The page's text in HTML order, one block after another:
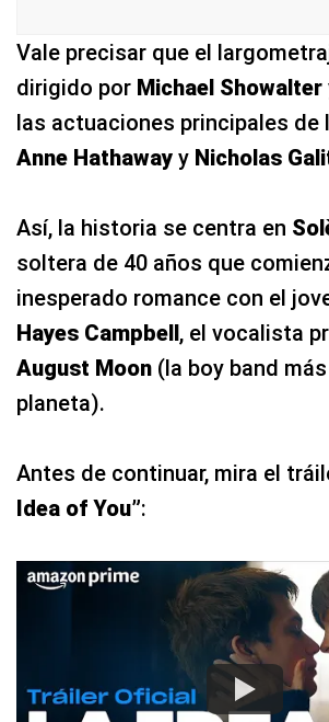
Vale precisar que el
dirigido por Michael Showalter
las actuaciones principales de
Anne Hathaway y Nicholas
Así, la historia se centra en
soltera de 40 años que
inesperado romance con el
Hayes Campbell, el vocalista
August Moon (la boy band
planeta).
Antes de continuar, mira el
Idea of You”: